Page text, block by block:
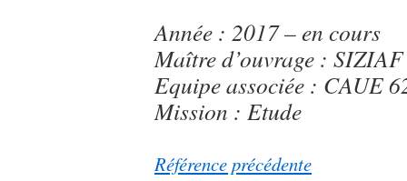
Année : 2017 – en cours
Maître d’ouvrage :
Equipe associée : CAUE
Mission : Etude
Référence précédente